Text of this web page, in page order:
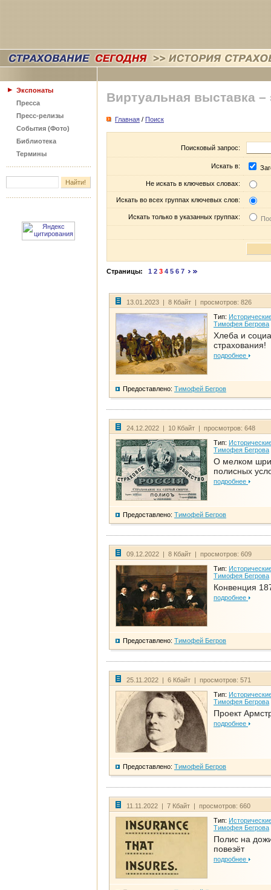
Экспонаты
Пресса
Пресс-релизы
События (Фото)
Библиотека
Термины
Виртуальная выставка –
Главная / Поиск
Поисковый запрос:
Искать в:
Не искать в ключевых словах:
Искать во всех группах ключевых слов:
Искать только в указанных группах:
Страницы: 1 2 3 4 5 6 7
13.01.2023 | 8 Кбайт | просмотров: 826
Тип:
Тимофея Бегрова
Хлеба и
страхования!
подробнее
Предоставлено: Тимофей Бегров
24.12.2022 | 10 Кбайт | просмотров: 648
Тип:
Тимофея Бегрова
О мелком
полисных
подробнее
Предоставлено: Тимофей Бегров
09.12.2022 | 8 Кбайт | просмотров: 609
Тип:
Тимофея Бегрова
Конвенция
подробнее
Предоставлено: Тимофей Бегров
25.11.2022 | 6 Кбайт | просмотров: 571
Тип:
Тимофея Бегрова
Проект
подробнее
Предоставлено: Тимофей Бегров
11.11.2022 | 7 Кбайт | просмотров: 660
Тип:
Тимофея Бегрова
Полис на
повезёт
подробнее